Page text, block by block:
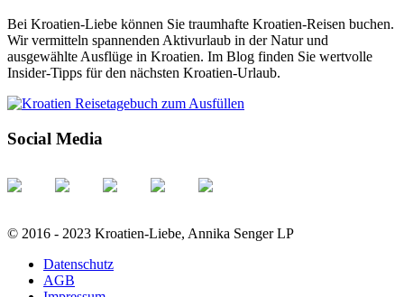
Bei Kroatien-Liebe können Sie traumhafte Kroatien-Reisen buchen.
Wir vermitteln spannenden Aktivurlaub in der Natur und
ausgewählte Ausflüge in Kroatien. Im Blog finden Sie wertvolle
Insider-Tipps für den nächsten Kroatien-Urlaub.
Social Media
© 2016 - 2023 Kroatien-Liebe, Annika Senger LP
Datenschutz
AGB